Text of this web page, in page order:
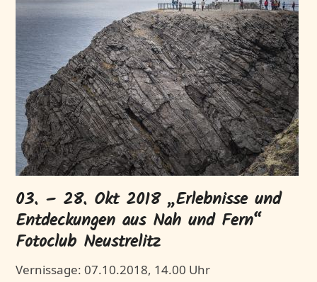
03. – 28. Okt 2018 „Erlebnisse und
Entdeckungen aus Nah und Fern“
Fotoclub Neustrelitz
Vernissage: 07.10.2018, 14.00 Uhr